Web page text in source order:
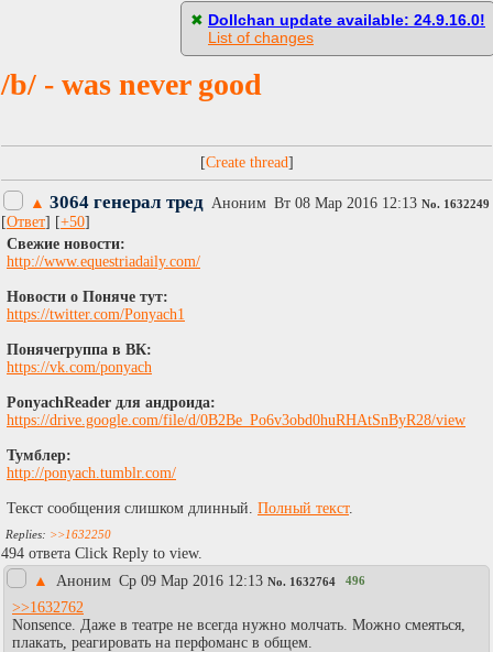
/b/ - was never good
✖ Dollchan update available: 24.9.16.0!
List of changes
[ ]
▲ 3064 генерал тред Аноним Вт 08 Мар 2016 12:13 No. 1632249
[Ответ] [+50]
Свежие новости:
http://www.equestriadaily.com/
Новости о Поняче тут:
https://twitter.com/Ponyach1
Понячегруппа в ВК:
https://vk.com/ponyach
PonyachReader для андроида:
https://drive.google.com/file/d/0B2Be_Po6v3obd0huRHAtSnByR28/view
Тумблер:
http://ponyach.tumblr.com/
Текст сообщения слишком длинный. Полный текст.
>>1632250
494 ответа Click Reply to view.
▲
Аноним Ср 09 Мар 2016 12:13 No. 1632764 496
>>1632762
Nonsence. Даже в театре не всегда нужно молчать. Можно смеяться,
плакать, реагировать на перфоманс в общем.